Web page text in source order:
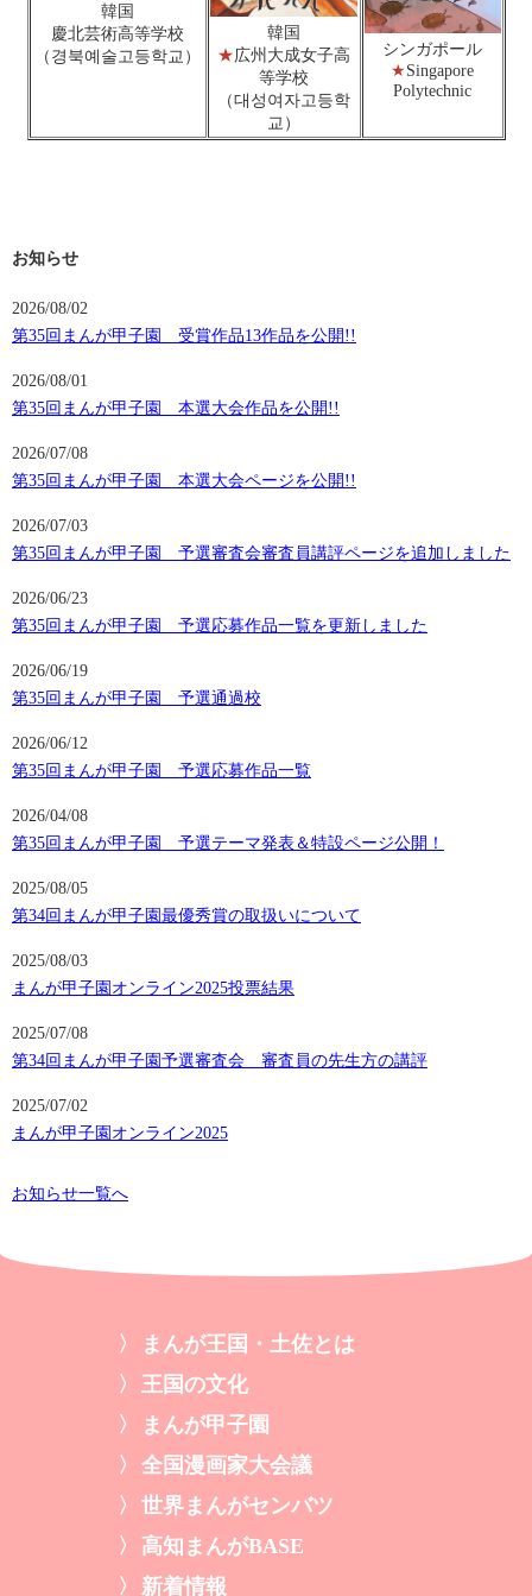
韓国
慶北芸術高等学校
（경북예술고등학교）
韓国
★広州大成女子高
等学校
（대성여자고등학
교）
シンガポール
★Singapore
Polytechnic
お知らせ
2026/08/02
第35回まんが甲子園 受賞作品13作品を公開!!
2026/08/01
第35回まんが甲子園 本選大会作品を公開!!
2026/07/08
第35回まんが甲子園 本選大会ページを公開!!
2026/07/03
第35回まんが甲子園 予選審査会審査員講評ページを追加しました
2026/06/23
第35回まんが甲子園 予選応募作品一覧を更新しました
2026/06/19
第35回まんが甲子園 予選通過校
2026/06/12
第35回まんが甲子園 予選応募作品一覧
2026/04/08
第35回まんが甲子園 予選テーマ発表＆特設ページ公開！
2025/08/05
第34回まんが甲子園最優秀賞の取扱いについて
2025/08/03
まんが甲子園オンライン2025投票結果
2025/07/08
第34回まんが甲子園予選審査会 審査員の先生方の講評
2025/07/02
まんが甲子園オンライン2025
お知らせ一覧へ
まんが王国・土佐とは
王国の文化
まんが甲子園
全国漫画家大会議
世界まんがセンバツ
高知まんがBASE
新着情報